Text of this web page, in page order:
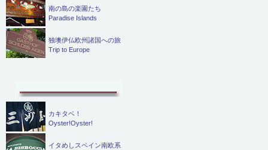
南の島の楽園たち
Paradise Islands
独墺伊仏欧州諸国への旅
Trip to Europe
カキタベ！
Oyster!Oyster!
イタめしスペイン南欧系